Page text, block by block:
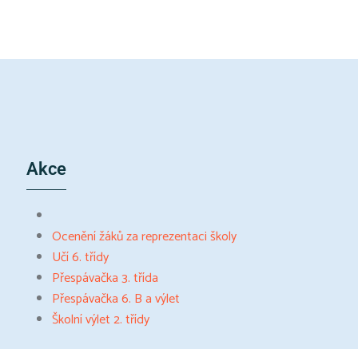
Akce
Ocenění žáků za reprezentaci školy
Učí 6. třídy
Přespávačka 3. třída
Přespávačka 6. B a výlet
Školní výlet 2. třídy